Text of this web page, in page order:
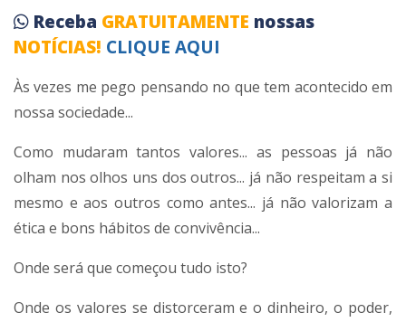
Receba GRATUITAMENTE nossas
NOTÍCIAS! CLIQUE AQUI
Às vezes me pego pensando no que tem acontecido em
nossa sociedade...
Como mudaram tantos valores... as pessoas já não
olham nos olhos uns dos outros... já não respeitam a si
mesmo e aos outros como antes... já não valorizam a
ética e bons hábitos de convivência...
Onde será que começou tudo isto?
Onde os valores se distorceram e o dinheiro, o poder,